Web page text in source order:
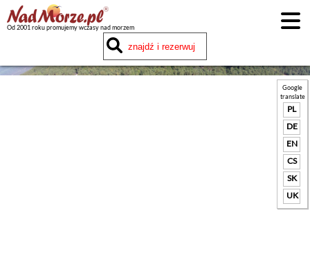
Od 2001 roku promujemy wczasy nad morzem
Google
translate
PL
DE
EN
CS
SK
UK